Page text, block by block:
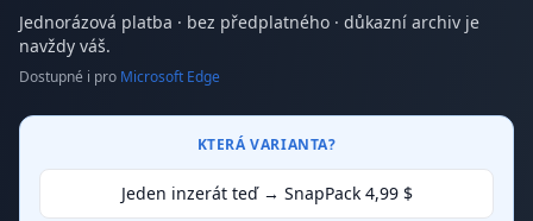
Jednorázová platba · bez předplatného · důkazní archiv je
navždy váš.
Dostupné i pro Microsoft Edge
KTERÁ VARIANTA?
Jeden inzerát teď → SnapPack 4,99 $